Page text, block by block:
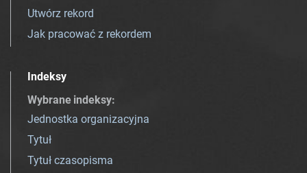
Utwórz rekord
Jak pracować z rekordem
Indeksy
Wybrane indeksy:
Jednostka organizacyjna
Tytuł
Tytuł czasopisma